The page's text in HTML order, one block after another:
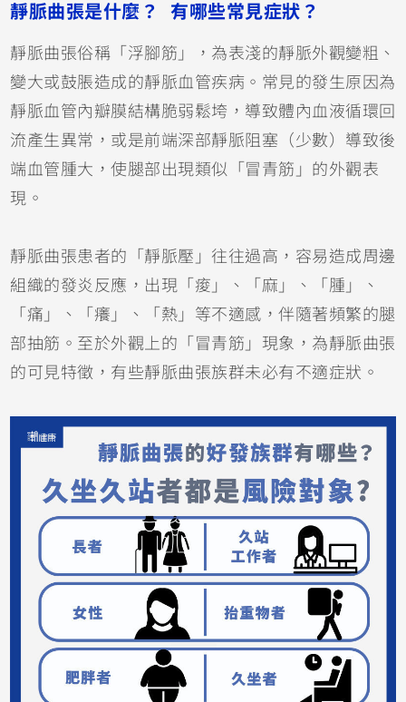
靜脈曲張是什麼？ 有哪些常見症狀？
靜脈曲張俗稱「浮腳筋」，為表淺的靜脈外觀變粗、
變大或鼓脹造成的靜脈血管疾病。常見的發生原因為
靜脈血管內瓣膜結構脆弱鬆垮，導致體內血液循環回
流產生異常，或是前端深部靜脈阻塞（少數）導致後
端血管腫大，使腿部出現類似「冒青筋」的外觀表
現。
靜脈曲張患者的「靜脈壓」往往過高，容易造成周邊
組織的發炎反應，出現「痠」、「麻」、「腫」、
「痛」、「癢」、「熱」等不適感，伴隨著頻繁的腿
部抽筋。至於外觀上的「冒青筋」現象，為靜脈曲張
的可見特徵，有些靜脈曲張族群未必有不適症狀。